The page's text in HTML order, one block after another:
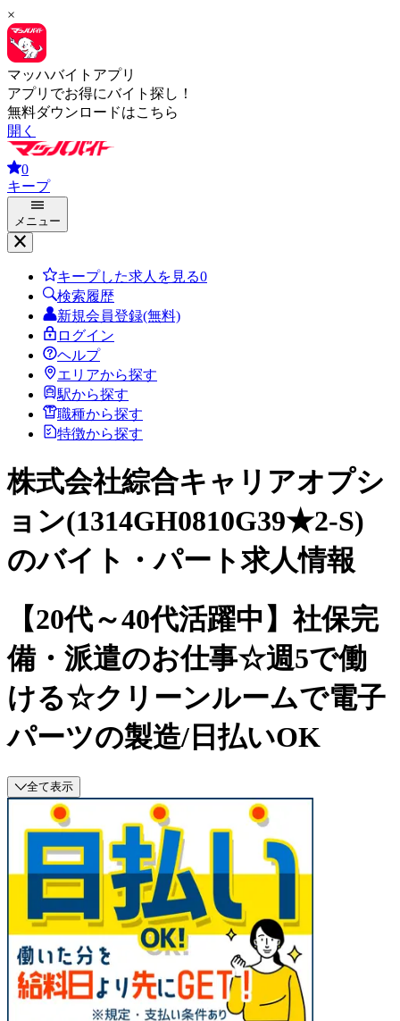
×
マッハバイトアプリ
アプリでお得にバイト探し！
無料ダウンロードはこちら
開く
0
キープ
メニュー
キープした求人を見る0
検索履歴
新規会員登録(無料)
ログイン
ヘルプ
エリアから探す
駅から探す
職種から探す
特徴から探す
株式会社綜合キャリアオプシ
ョン(1314GH0810G39★2-S)
のバイト・パート求人情報
【20代～40代活躍中】社保完
備・派遣のお仕事☆週5で働
ける☆クリーンルームで電子
パーツの製造/日払いOK
全て表示